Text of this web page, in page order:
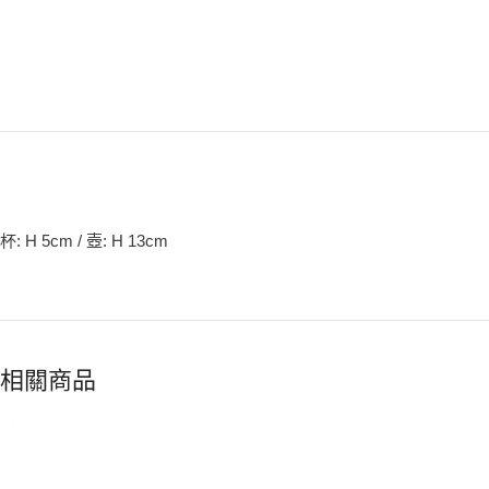
杯: H 5cm / 壺: H 13cm
相關商品